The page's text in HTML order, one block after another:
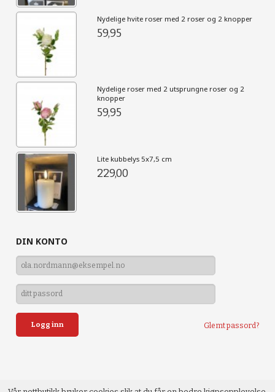
Nydelige hvite roser med 2 roser og 2 knopper
59,95
Nydelige roser med 2 utsprungne roser og 2
knopper
59,95
Lite kubbelys 5x7,5 cm
229,00
DIN KONTO
Glemt passord?